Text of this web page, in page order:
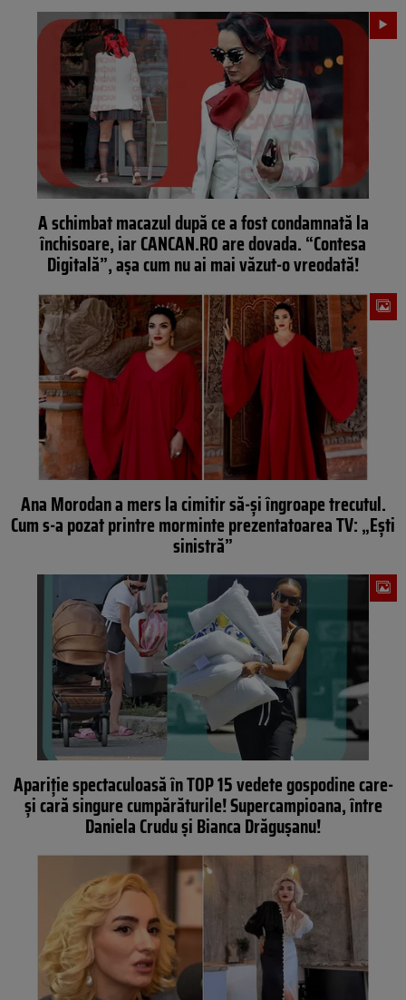
A schimbat macazul după ce a fost condamnată la
închisoare, iar CANCAN.RO are dovada. “Contesa
Digitală”, așa cum nu ai mai văzut-o vreodată!
Ana Morodan a mers la cimitir să-și îngroape trecutul.
Cum s-a pozat printre morminte prezentatoarea TV: „Ești
sinistră”
Apariție spectaculoasă în TOP 15 vedete gospodine care-
și cară singure cumpărăturile! Supercampioana, între
Daniela Crudu și Bianca Drăgușanu!